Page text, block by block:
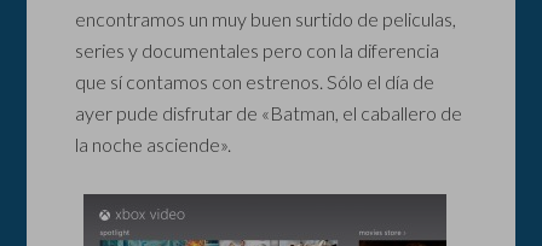
encontramos un muy buen surtido de peliculas,
series y documentales pero con la diferencia
que sí contamos con estrenos. Sólo el día de
ayer pude disfrutar de «Batman, el caballero de
la noche asciende».